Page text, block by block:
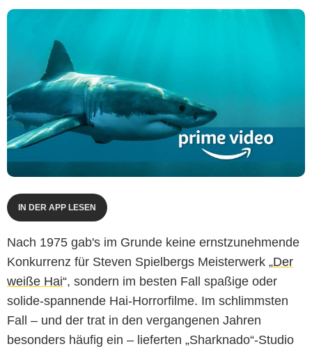
IN DER APP LESEN
Nach 1975 gab's im Grunde keine ernstzunehmende
Konkurrenz für Steven Spielbergs Meisterwerk „Der
weiße Hai“, sondern im besten Fall spaßige oder
solide-spannende Hai-Horrorfilme. Im schlimmsten
Fall – und der trat in den vergangenen Jahren
besonders häufig ein – lieferten „Sharknado“-Studio